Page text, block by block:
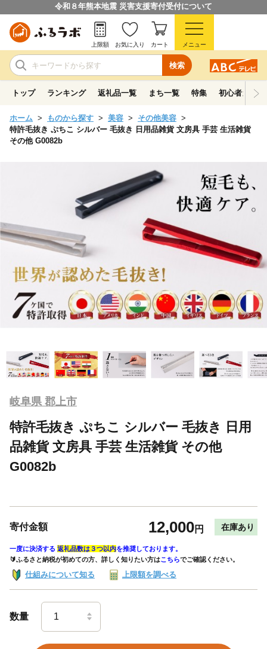
令和８年熊本地震 災害支援寄付受付について
検索
上限額 お気に入り カート メニュー
トップ ランキング 返礼品一覧 まち一覧 特集 初心者ガイド
ホーム ものから探す 美容
その他美容
特許毛抜き ぷちこ シルバー 毛抜き 日用品雑貨 文房具 手芸 生活雑貨
その他 G0082b
岐阜県 郡上市
特許毛抜き ぷちこ シルバー 毛抜き 日用
品雑貨 文房具 手芸 生活雑貨 その他
G0082b
寄付金額 12,000円 在庫あり
一度に決済する 返礼品数は３つ以内を推奨しております。
🔰ふるさと納税が初めての方、詳しく知りたい方はこちらでご確認ください。
仕組みについて知る 上限額を調べる
数量